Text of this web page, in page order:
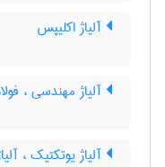
آلیاژ اکلیپس
آلیاژ مهندسی ،
آلیاژ یوتکتیک ،